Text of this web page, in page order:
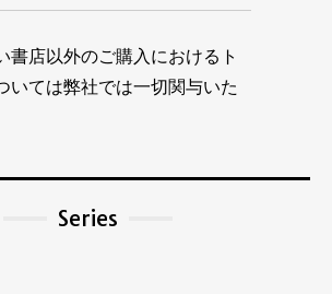
書店以外のご購入におけるト
いては弊社では一切関与いた
Series